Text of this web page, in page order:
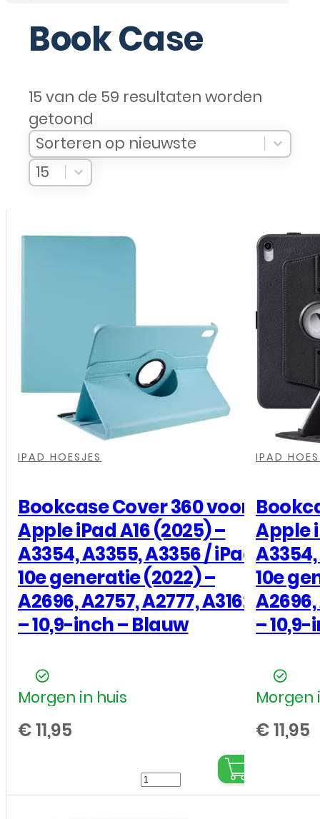
Book Case
15 van de 59 resultaten worden
getoond
Sort Products
Sort content
Sorteren op nieuwste
Sort content
Select number per page
15
Select number per page
IPAD HOESJES
Bookcase Cover 360 voor
Apple iPad A16 (2025) –
A3354, A3355, A3356 / iPad
10e generatie (2022) –
A2696, A2757, A2777, A3162
– 10,9-inch – Blauw
Morgen in huis
€11,95
Bookcase
Cover
IPAD
Apple
10e
A2696,
–
Morgen
€11,95